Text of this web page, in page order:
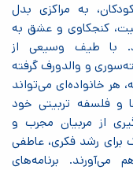
بدل
عشق به
از
گرفته
خود
و
عاطفی